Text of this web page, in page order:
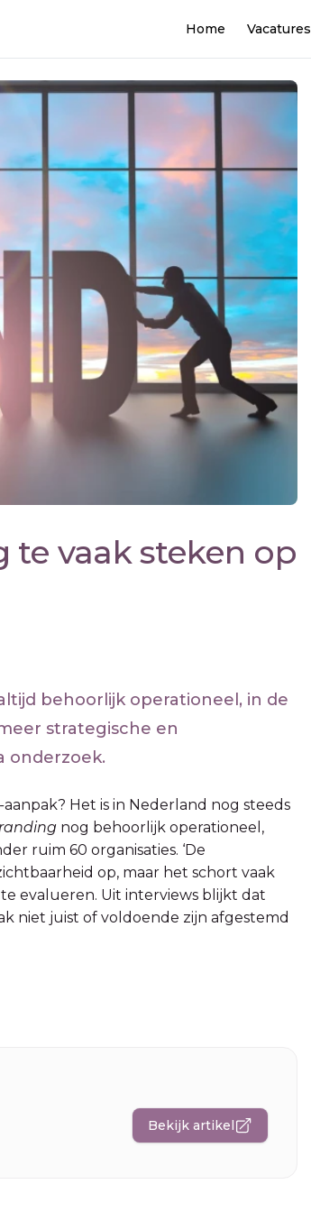
Home Vacatures
te vaak steken op
behoorlijk operationeel, in de
strategische en
onderzoek.
aanpak? Het is in Nederland nog steeds
nog behoorlijk operationeel,
ruim 60 organisaties. ‘De
op, maar het schort vaak
evalueren. Uit interviews blijkt dat
niet juist of voldoende zijn afgestemd
Bekijk artikel